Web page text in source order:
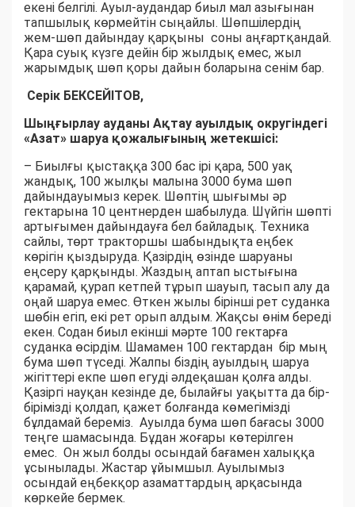
екені белгілі. Ауыл-аудандар биыл мал азығынан
тапшылық көрмейтін сыңайлы. Шөпшілердің
жем-шөп дайындау қарқыны соны аңғартқандай.
Қара суық күзге дейін бір жылдық емес, жыл
жарымдық шөп қоры дайын боларына сенім бар.
Серік БЕКСЕЙІТОВ,
Шыңғырлау ауданы Ақтау ауылдық округіндегі
«Азат» шаруа қожалығының жетекшісі:
– Биылғы қыстаққа 300 бас ірі қара, 500 уақ
жандық, 100 жылқы малына 3000 бума шөп
дайындауымыз керек. Шөптің шығымы әр
гектарына 10 центнерден шабылуда. Шүйгін шөпті
артығымен дайындауға бел байладық. Техника
сайлы, төрт тракторшы шабындықта еңбек
көрігін қыздыруда. Қазірдің өзінде шаруаны
еңсеру қарқынды. Жаздың аптап ыстығына
қарамай, қурап кетпей тұрып шауып, тасып алу да
оңай шаруа емес. Өткен жылы бірінші рет суданка
шөбін егіп, екі рет орып алдым. Жақсы өнім береді
екен. Содан биыл екінші мәрте 100 гектарға
суданка өсірдім. Шамамен 100 гектардан бір мың
бума шөп түседі. Жалпы біздің ауылдың шаруа
жігіттері екпе шөп егуді әлдеқашан қолға алды.
Қазіргі науқан кезінде де, былайғы уақытта да бір-
бірімізді қолдап, қажет болғанда көмегімізді
бұлдамай береміз. Ауылда бума шөп бағасы 3000
теңге шамасында. Бұдан жоғары көтерілген
емес. Он жыл болды осындай бағамен халыққа
ұсынылады. Жастар ұйымшыл. Ауылымыз
осындай еңбекқор азаматтардың арқасында
көркейе бермек.